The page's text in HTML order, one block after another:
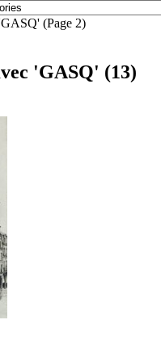
(Page 2)
'GASQ' (13)